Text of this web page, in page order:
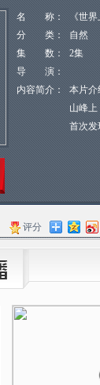
名 称：
《世
分 类：
自然
集 数：
2集
导 演：
内容简介：
本片介
山峰上
首次发
评分